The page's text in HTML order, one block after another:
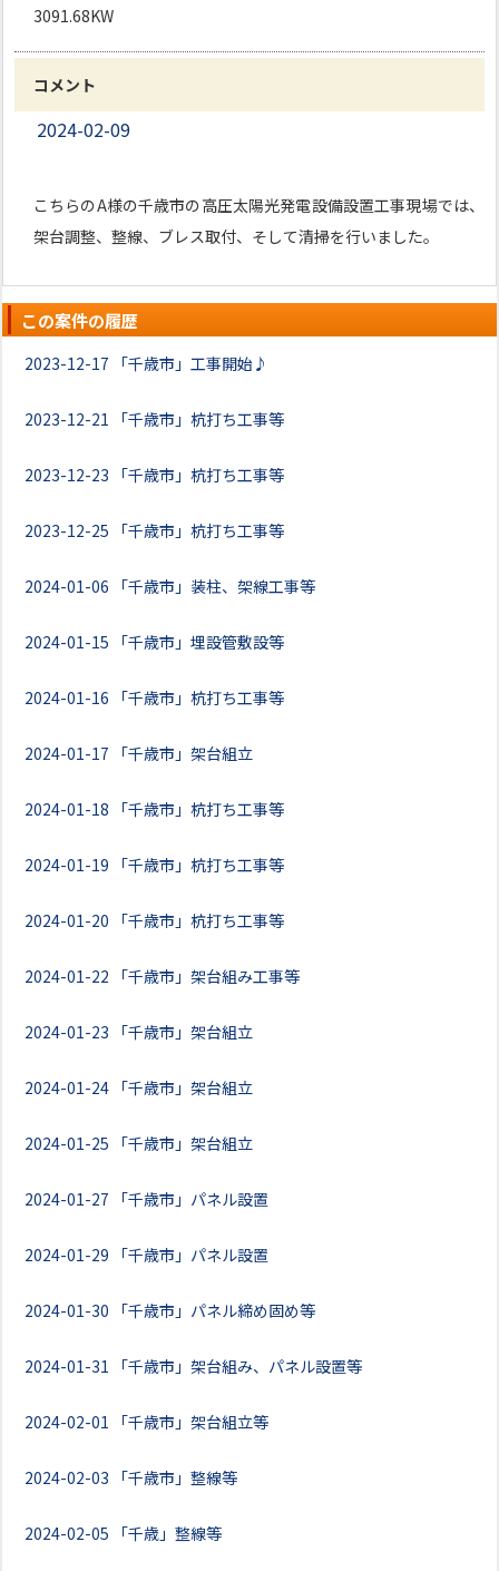
3091.68KW
コメント
2024-02-09
こちらのA様の千歳市の高圧太陽光発電設備設置工事現場では、
架台調整、整線、ブレス取付、そして清掃を行いました。
この案件の履歴
2023-12-17 「千歳市」工事開始♪
2023-12-21 「千歳市」杭打ち工事等
2023-12-23 「千歳市」杭打ち工事等
2023-12-25 「千歳市」杭打ち工事等
2024-01-06 「千歳市」装柱、架線工事等
2024-01-15 「千歳市」埋設管敷設等
2024-01-16 「千歳市」杭打ち工事等
2024-01-17 「千歳市」架台組立
2024-01-18 「千歳市」杭打ち工事等
2024-01-19 「千歳市」杭打ち工事等
2024-01-20 「千歳市」杭打ち工事等
2024-01-22 「千歳市」架台組み工事等
2024-01-23 「千歳市」架台組立
2024-01-24 「千歳市」架台組立
2024-01-25 「千歳市」架台組立
2024-01-27 「千歳市」パネル設置
2024-01-29 「千歳市」パネル設置
2024-01-30 「千歳市」パネル締め固め等
2024-01-31 「千歳市」架台組み、パネル設置等
2024-02-01 「千歳市」架台組立等
2024-02-03 「千歳市」整線等
2024-02-05 「千歳」整線等